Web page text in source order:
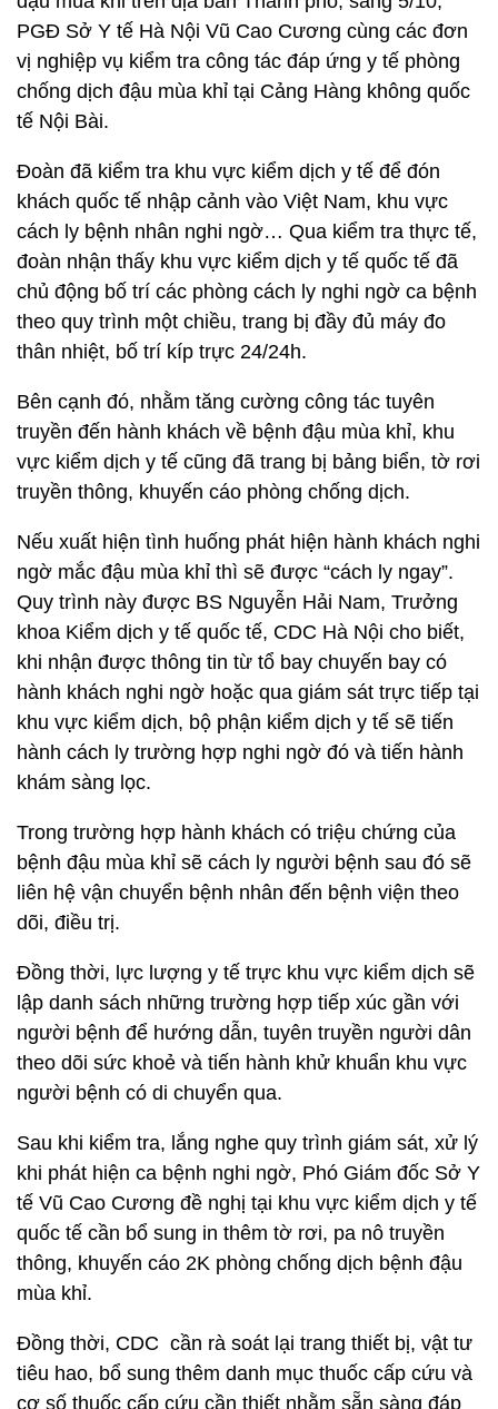
PGĐ Sở Y tế Hà Nội Vũ Cao Cương cùng các đơn
vị nghiệp vụ kiểm tra công tác đáp ứng y tế phòng
chống dịch đậu mùa khỉ tại Cảng Hàng không quốc
tế Nội Bài.
Đoàn đã kiểm tra khu vực kiểm dịch y tế để đón
khách quốc tế nhập cảnh vào Việt Nam, khu vực
cách ly bệnh nhân nghi ngờ… Qua kiểm tra thực tế,
đoàn nhận thấy khu vực kiểm dịch y tế quốc tế đã
chủ động bố trí các phòng cách ly nghi ngờ ca bệnh
theo quy trình một chiều, trang bị đầy đủ máy đo
thân nhiệt, bố trí kíp trực 24/24h.
Bên cạnh đó, nhằm tăng cường công tác tuyên
truyền đến hành khách về bệnh đậu mùa khỉ, khu
vực kiểm dịch y tế cũng đã trang bị bảng biển, tờ rơi
truyền thông, khuyến cáo phòng chống dịch.
Nếu xuất hiện tình huống phát hiện hành khách nghi
ngờ mắc đậu mùa khỉ thì sẽ được “cách ly ngay”.
Quy trình này được BS Nguyễn Hải Nam, Trưởng
khoa Kiểm dịch y tế quốc tế, CDC Hà Nội cho biết,
khi nhận được thông tin từ tổ bay chuyến bay có
hành khách nghi ngờ hoặc qua giám sát trực tiếp tại
khu vực kiểm dịch, bộ phận kiểm dịch y tế sẽ tiến
hành cách ly trường hợp nghi ngờ đó và tiến hành
khám sàng lọc.
Trong trường hợp hành khách có triệu chứng của
bệnh đậu mùa khỉ sẽ cách ly người bệnh sau đó sẽ
liên hệ vận chuyển bệnh nhân đến bệnh viện theo
dõi, điều trị.
Đồng thời, lực lượng y tế trực khu vực kiểm dịch sẽ
lập danh sách những trường hợp tiếp xúc gần với
người bệnh để hướng dẫn, tuyên truyền người dân
theo dõi sức khoẻ và tiến hành khử khuẩn khu vực
người bệnh có di chuyển qua.
Sau khi kiểm tra, lắng nghe quy trình giám sát, xử lý
khi phát hiện ca bệnh nghi ngờ, Phó Giám đốc Sở Y
tế Vũ Cao Cương đề nghị tại khu vực kiểm dịch y tế
quốc tế cần bổ sung in thêm tờ rơi, pa nô truyền
thông, khuyến cáo 2K phòng chống dịch bệnh đậu
mùa khỉ.
Đồng thời, CDC cần rà soát lại trang thiết bị, vật tư
tiêu hao, bổ sung thêm danh mục thuốc cấp cứu và
cơ số thuốc cấp cứu cần thiết nhằm sẵn sàng đáp